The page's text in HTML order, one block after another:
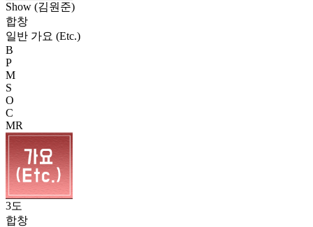
Show (김원준)
합창
일반 가요 (Etc.)
B
P
M
S
O
C
MR
3도
합창